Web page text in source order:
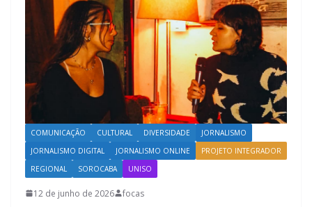
COMUNICAÇÃO CULTURAL DIVERSIDADE
JORNALISMO
JORNALISMO DIGITAL
JORNALISMO ONLINE
PROJETO INTEGRADOR
REGIONAL
SOROCABA UNISO
12 de junho de 2026 focas